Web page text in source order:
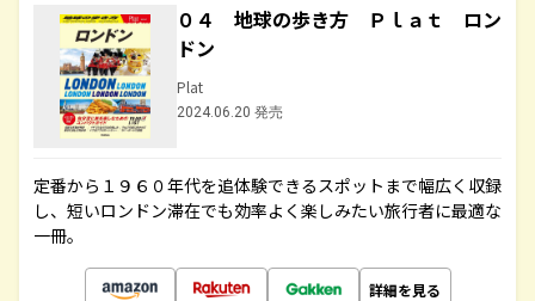
０４ 地球の歩き方 Ｐｌａｔ ロン
ドン
Plat
2024.06.20 発売
定番から１９６０年代を追体験できるスポットまで幅広く収録
し、短いロンドン滞在でも効率よく楽しみたい旅行者に最適な
一冊。
詳細を見る